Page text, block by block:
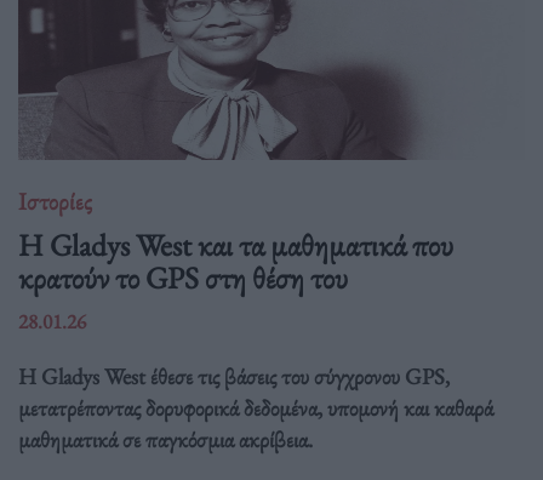
Ιστορίες
Η Gladys West και τα μαθηματικά που
κρατούν το GPS στη θέση του
28.01.26
Η Gladys West έθεσε τις βάσεις του σύγχρονου GPS,
μετατρέποντας δορυφορικά δεδομένα, υπομονή και καθαρά
μαθηματικά σε παγκόσμια ακρίβεια.